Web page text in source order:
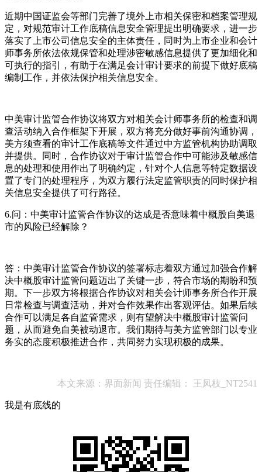
近期中国证监会等部门完善了境外上市相关保密和档案管理规
定，对规范审计工作底稿信息安全管理提出明确要求，进一步
落实了上市公司信息安全的主体责任，同时为上市企业和会计
师事务所依法依规保管和处理涉密敏感信息提供了更加细化和
可执行的指引，有助于在满足会计审计要求的前提下做好底稿
编制工作，并依法保护相关信息安全。
中美审计监管合作协议将双方对相关会计师事务所的检查和调
查活动纳入合作框架下开展，双方将充分做好事前沟通协调，
美方须查看的审计工作底稿等文件通过中方监管机构协助调取
并提供。同时，合作协议对于审计监管合作中可能涉及敏感信
息的处理和使用作出了明确约定，针对个人信息等特定数据设
置了专门的处理程序，为双方履行法定监管职责的同时保护相
关信息安全提供了可行路径。
6.问：中美审计监管合作协议的达成是否意味着中概股自美退
市的风险已经解除？
答：中美审计监管合作协议的签署标志着双方通过加强合作解
决中概股审计监管问题迈出了关键一步，符合市场的期盼和预
期。下一步双方将根据合作协议对相关会计师事务所合作开展
日常检查与调查活动，并对合作效果作出客观评估。如果后续
合作可以满足各自监管需求，则有望解决中概股审计监管问
题，从而避免自美被动退市。我们期待与美方监管部门以专业
务实的态度积极推进合作，共同努力实现积极的成果。
本文来源：界面新闻 责任编辑： 王凤枝_NT2541
我是有底线的